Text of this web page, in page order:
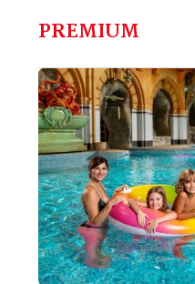
PREMIUM